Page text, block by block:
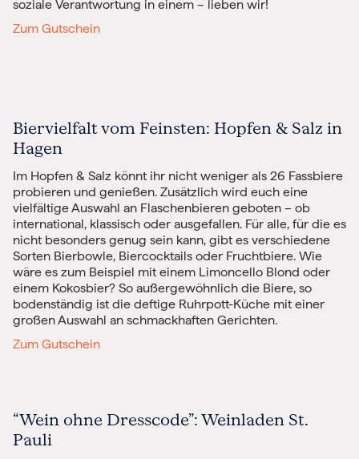
soziale Verantwortung in einem – lieben wir!
Zum Gutschein
Biervielfalt vom Feinsten: Hopfen & Salz in
Hagen
Im Hopfen & Salz könnt ihr nicht weniger als 26 Fassbiere
probieren und genießen. Zusätzlich wird euch eine
vielfältige Auswahl an Flaschenbieren geboten – ob
international, klassisch oder ausgefallen. Für alle, für die es
nicht besonders genug sein kann, gibt es verschiedene
Sorten Bierbowle, Biercocktails oder Fruchtbiere. Wie
wäre es zum Beispiel mit einem Limoncello Blond oder
einem Kokosbier? So außergewöhnlich die Biere, so
bodenständig ist die deftige Ruhrpott-Küche mit einer
großen Auswahl an schmackhaften Gerichten.
Zum Gutschein
“Wein ohne Dresscode”: Weinladen St.
Pauli